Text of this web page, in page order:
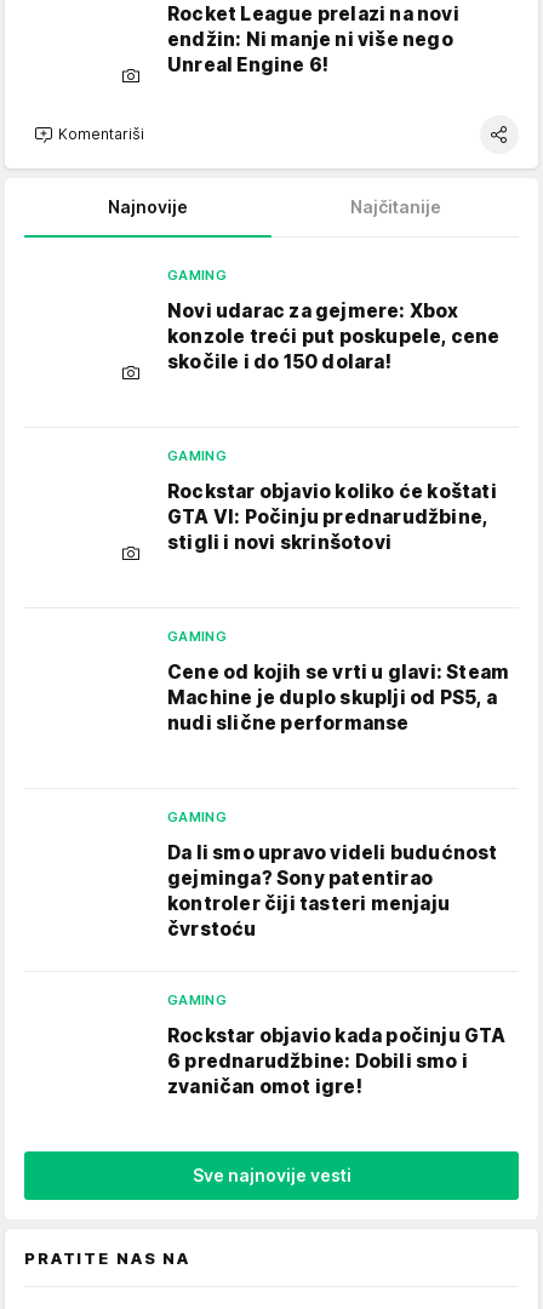
Rocket League prelazi na novi
endžin: Ni manje ni više nego
Unreal Engine 6!
Komentariši
Najnovije Najčitanije
GAMING
Novi udarac za gejmere: Xbox
konzole treći put poskupele, cene
skočile i do 150 dolara!
GAMING
Rockstar objavio koliko će koštati
GTA VI: Počinju prednarudžbine,
stigli i novi skrinšotovi
GAMING
Cene od kojih se vrti u glavi: Steam
Machine je duplo skuplji od PS5, a
nudi slične performanse
GAMING
Da li smo upravo videli budućnost
gejminga? Sony patentirao
kontroler čiji tasteri menjaju
čvrstoću
GAMING
Rockstar objavio kada počinju GTA
6 prednarudžbine: Dobili smo i
zvaničan omot igre!
Sve najnovije vesti
PRATITE NAS NA